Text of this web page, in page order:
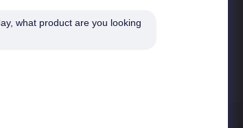
দ্রুত লিঙ্ক
what product are you looking